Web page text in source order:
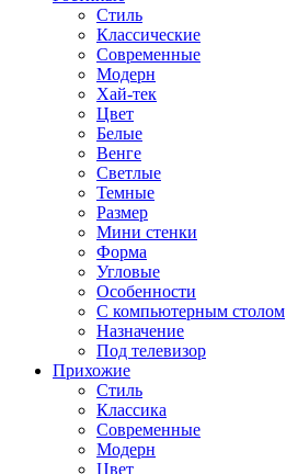
Стиль
Классические
Современные
Модерн
Хай-тек
Цвет
Белые
Венге
Светлые
Темные
Размер
Мини стенки
Форма
Угловые
Особенности
С компьютерным столом
Назначение
Под телевизор
Прихожие
Стиль
Классика
Современные
Модерн
Цвет